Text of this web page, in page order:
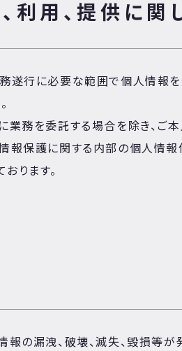
利用、提供に関
遂行に必要な範囲で個人情報
業務を委託する場合を除き、
報保護に関する内部の個人情報
ります。
報の漏洩、破壊、滅失、毀損等